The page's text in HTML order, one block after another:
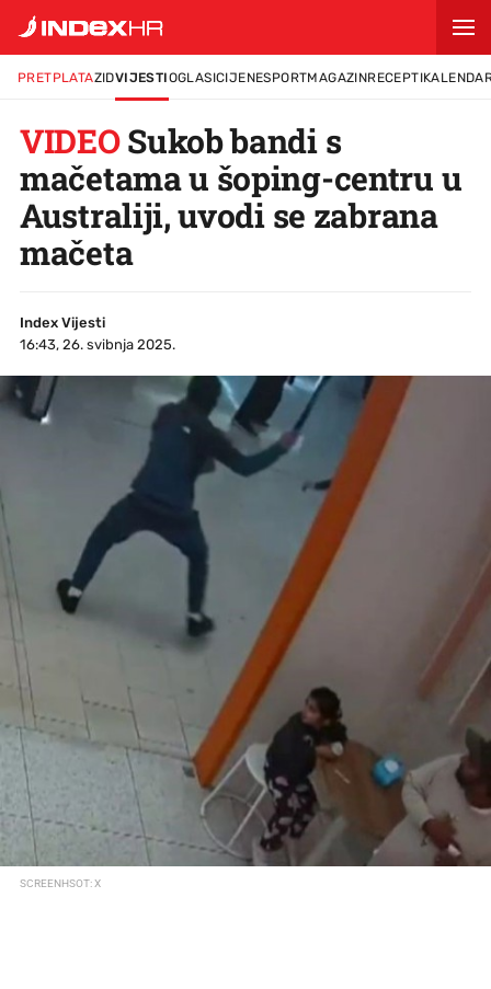
PRETPLATAZIDVIJESTIOGLASICIJENESPORTMAGAZINRECEPTI
VIDEOSukob bandi s
mačetama u šoping-centru u
Australiji, uvodi se zabrana
mačeta
Index Vijesti
16:43, 26. svibnja 2025.
SCREENHSOT: X